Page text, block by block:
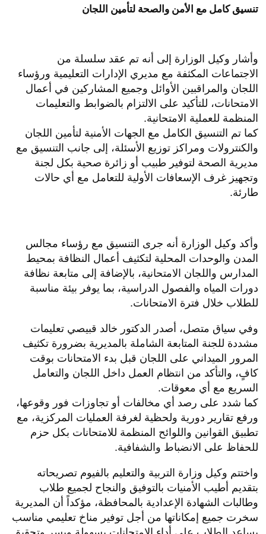
تنسيق كامل مع الأمن والصحة لتأمين اللجان
وأشار وكيل الوزارة إلى أنه تم عقد سلسلة من
الاجتماعات المكثفة مع مديري الإدارات التعليمية ورؤساء
اللجان والمراقبين الأوائل وجميع المشاركين في أعمال
الامتحانات، للتأكيد على الالتزام بالضوابط والتعليمات
المنظمة للعملية الامتحانية.
كما تم التنسيق الكامل مع الجهات الأمنية لتأمين اللجان
والكنترولات ومراكز توزيع الأسئلة، إلى جانب التنسيق مع
مديرية الصحة لتوفير طبيب أو زائرة صحية بكل لجنة
وتجهيز غرف الإسعافات الأولية للتعامل مع أي حالات
طارئة.
وأكد وكيل الوزارة أنه جرى التنسيق مع رؤساء مجالس
المدن والوحدات المحلية لتكثيف أعمال النظافة بمحيط
المدارس واللجان الامتحانية، بالإضافة إلى متابعة نظافة
دورات المياه والفصول الدراسية، بما يوفر بيئة مناسبة
للطلاب خلال فترة الامتحانات.
وفي سياق متصل، أصدر الدكتور خالد قبيصي تعليمات
مشددة للجنة المتابعة الشاملة بالمديرية بضرورة تكثيف
المرور الميداني على اللجان قبل بدء الامتحانات بوقت
كافٍ، والتأكد من انتظام العمل داخل اللجان والتعامل
السريع مع أي معوقات.
كما شدد على رصد أي مخالفات أو تجاوزات فور وقوعها،
ورفع تقارير دورية ولحظية لغرفة العمليات المركزية، مع
تطبيق القوانين واللوائح المنظمة للامتحانات بكل حزم
للحفاظ على الانضباط والشفافية.
واختتم وكيل وزارة التربية والتعليم بالفيوم تصريحاته
بتقديم أطيب الأمنيات بالتوفيق والنجاح لجميع طلاب
وطالبات الشهادة الإعدادية بالمحافظة، مؤكداً أن المديرية
سخرت جميع إمكاناتها من أجل توفير مناخ تعليمي مناسب